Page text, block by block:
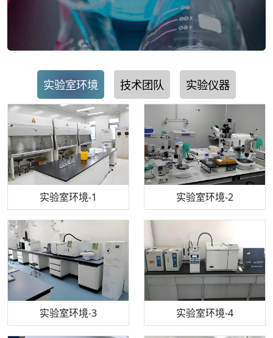
实验室环境 技术团队 实验仪器
实验室环境-1 实验室环境-2
实验室环境-3 实验室环境-4
机构质检技术员-1 机构质检技术员-2
机构质检技术员-3 机构质检技术员-4
步入式恒温恒湿试验箱 电感耦合等离子体光谱仪
高效液相色谱仪 流式细胞仪